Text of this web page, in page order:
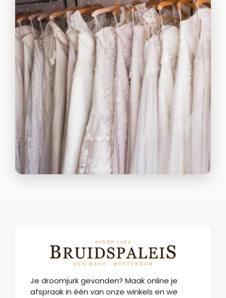
Je droomjurk gevonden? Maak online je
afspraak in één van onze winkels en we